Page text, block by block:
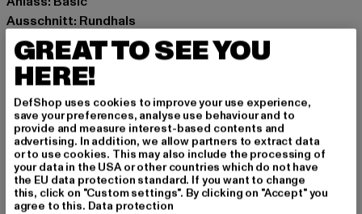
Ausschnitt: Rundhals
Ärmelart: Langarm
Schnitt: Locker
Marke: Urban Classics
Kat.: Pullover
Farbe: weiß
Hersteller Farbe: whitesand
Materialzusammensetzung: 52% Viskose, 28%
Polyester, 20% Nylon
Art.Nr: TB5448-02903
GREAT TO SEE YOU
HERE!
DefShop uses cookies to improve your use experience,
save your preferences, analyse use behaviour and to
provide and measure interest-based contents and
advertising. In addition, we allow partners to extract data
or to use cookies. This may also include the processing of
your data in the USA or other countries which do not have
the EU data protection standard. If you want to change
this, click on "Custom settings". By clicking on "Accept" you
agree to this. Data protection